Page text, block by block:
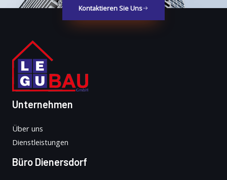
Kontaktieren Sie Uns
Unternehmen
Über uns
Dienstleistungen
Büro Dienersdorf